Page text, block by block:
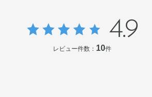
4.9
レビュー件数： 10件